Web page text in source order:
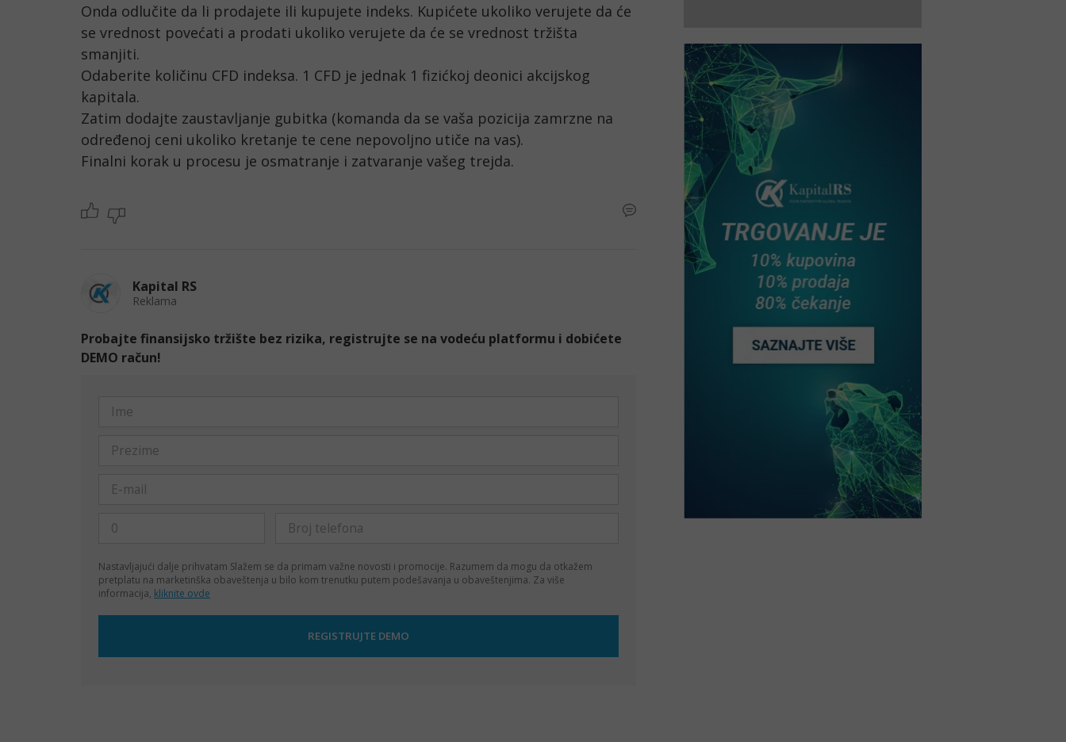
Onda odlučite da li prodajete ili kupujete indeks. Kupićete ukoliko verujete da će
se vrednost povećati a prodati ukoliko verujete da će se vrednost tržišta
smanjiti.
Odaberite količinu CFD indeksa. 1 CFD je jednak 1 fizićkoj deonici akcijskog
kapitala.
Zatim dodajte zaustavljanje gubitka (komanda da se vaša pozicija zamrzne na
određenoj ceni ukoliko kretanje te cene nepovoljno utiče na vas).
Finalni korak u procesu je osmatranje i zatvaranje vašeg trejda.
Kapital RS
Reklama
Probajte finansijsko tržište bez rizika, registrujte se na vodeću platformu i dobićete
DEMO račun!
Nastavljajući dalje prihvatam Slažem se da primam važne novosti i promocije. Razumem da mogu da otkažem
pretplatu na marketinška obaveštenja u bilo kom trenutku putem podešavanja u obaveštenjima. Za više
informacija, kliknite ovde